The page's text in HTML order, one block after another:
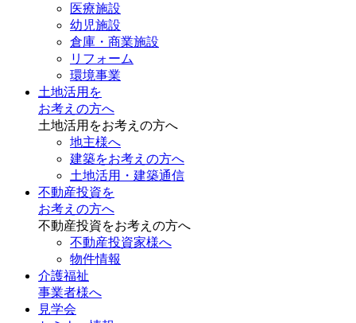
医療施設
幼児施設
倉庫・商業施設
リフォーム
環境事業
土地活用を
お考えの方へ
土地活用をお考えの方へ
地主様へ
建築をお考えの方へ
土地活用・建築通信
不動産投資を
お考えの方へ
不動産投資をお考えの方へ
不動産投資家様へ
物件情報
介護福祉
事業者様へ
見学会